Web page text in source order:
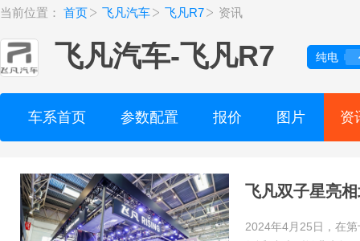
当前位置： 首页 飞凡汽车 飞凡R7 资讯
飞凡汽车-飞凡R7 纯电
车系首页 参数配置 报价 图片 资
飞凡双子星亮
2024年4月25日，在